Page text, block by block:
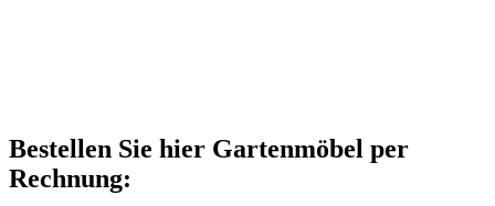
Bestellen Sie hier Gartenmöbel per
Rechnung: